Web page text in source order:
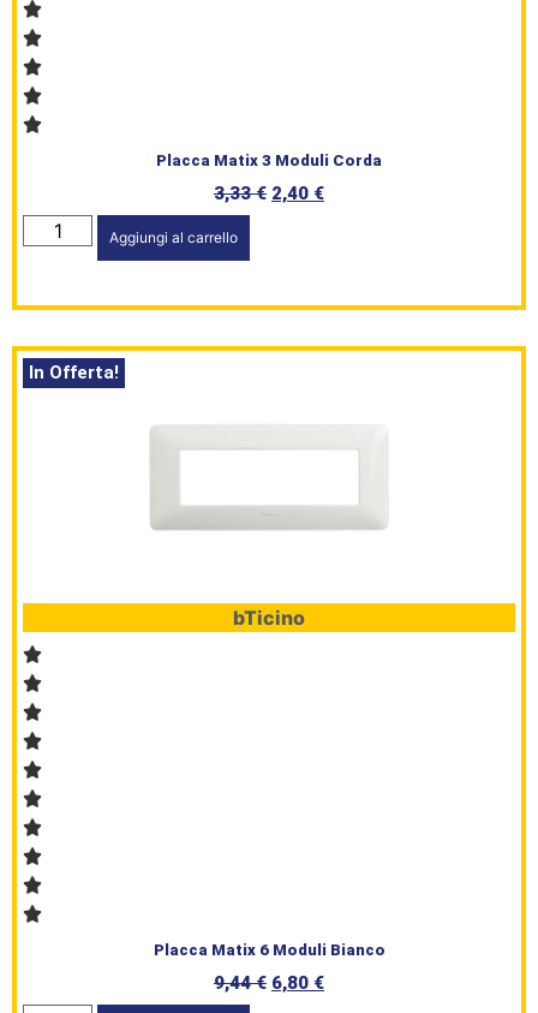
HomePage
Shop
Civile
Placca Matix 3 Moduli Corda
3,33€ 2,40 €
Aggiungi al carrello
In Offerta!
bTicino
Placca Matix 6 Moduli Bianco
9,44€ 6,80 €